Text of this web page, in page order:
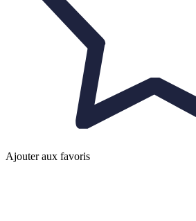
Ajouter aux favoris